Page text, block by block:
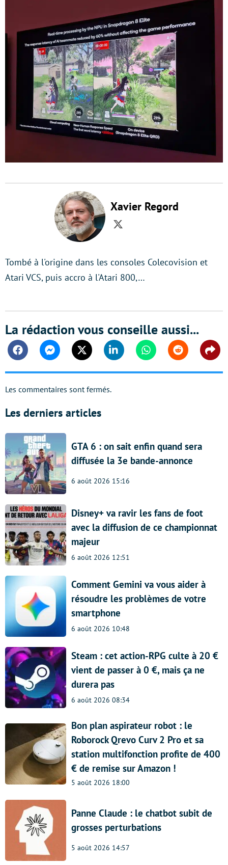
Xavier Regord
Twitter
Tombé à l'origine dans les consoles Colecovision et
Atari VCS, puis accro à l'Atari 800,…
La rédaction vous conseille aussi...
FacebookMessengerTwitter Linkedin WhatsappReddit
Les commentaires sont fermés.
Les derniers articles
GTA 6 : on sait enfin quand sera
diffusée la 3e bande-annonce
6 août 2026 15:16
Disney+ va ravir les fans de foot
avec la diffusion de ce championnat
majeur
6 août 2026 12:51
Comment Gemini va vous aider à
résoudre les problèmes de votre
smartphone
6 août 2026 10:48
Steam : cet action-RPG culte à 20 €
vient de passer à 0 €, mais ça ne
durera pas
6 août 2026 08:34
Bon plan aspirateur robot : le
Roborock Qrevo Curv 2 Pro et sa
station multifonction profite de 400
€ de remise sur Amazon !
5 août 2026 18:00
Panne Claude : le chatbot subit de
grosses perturbations
5 août 2026 14:57